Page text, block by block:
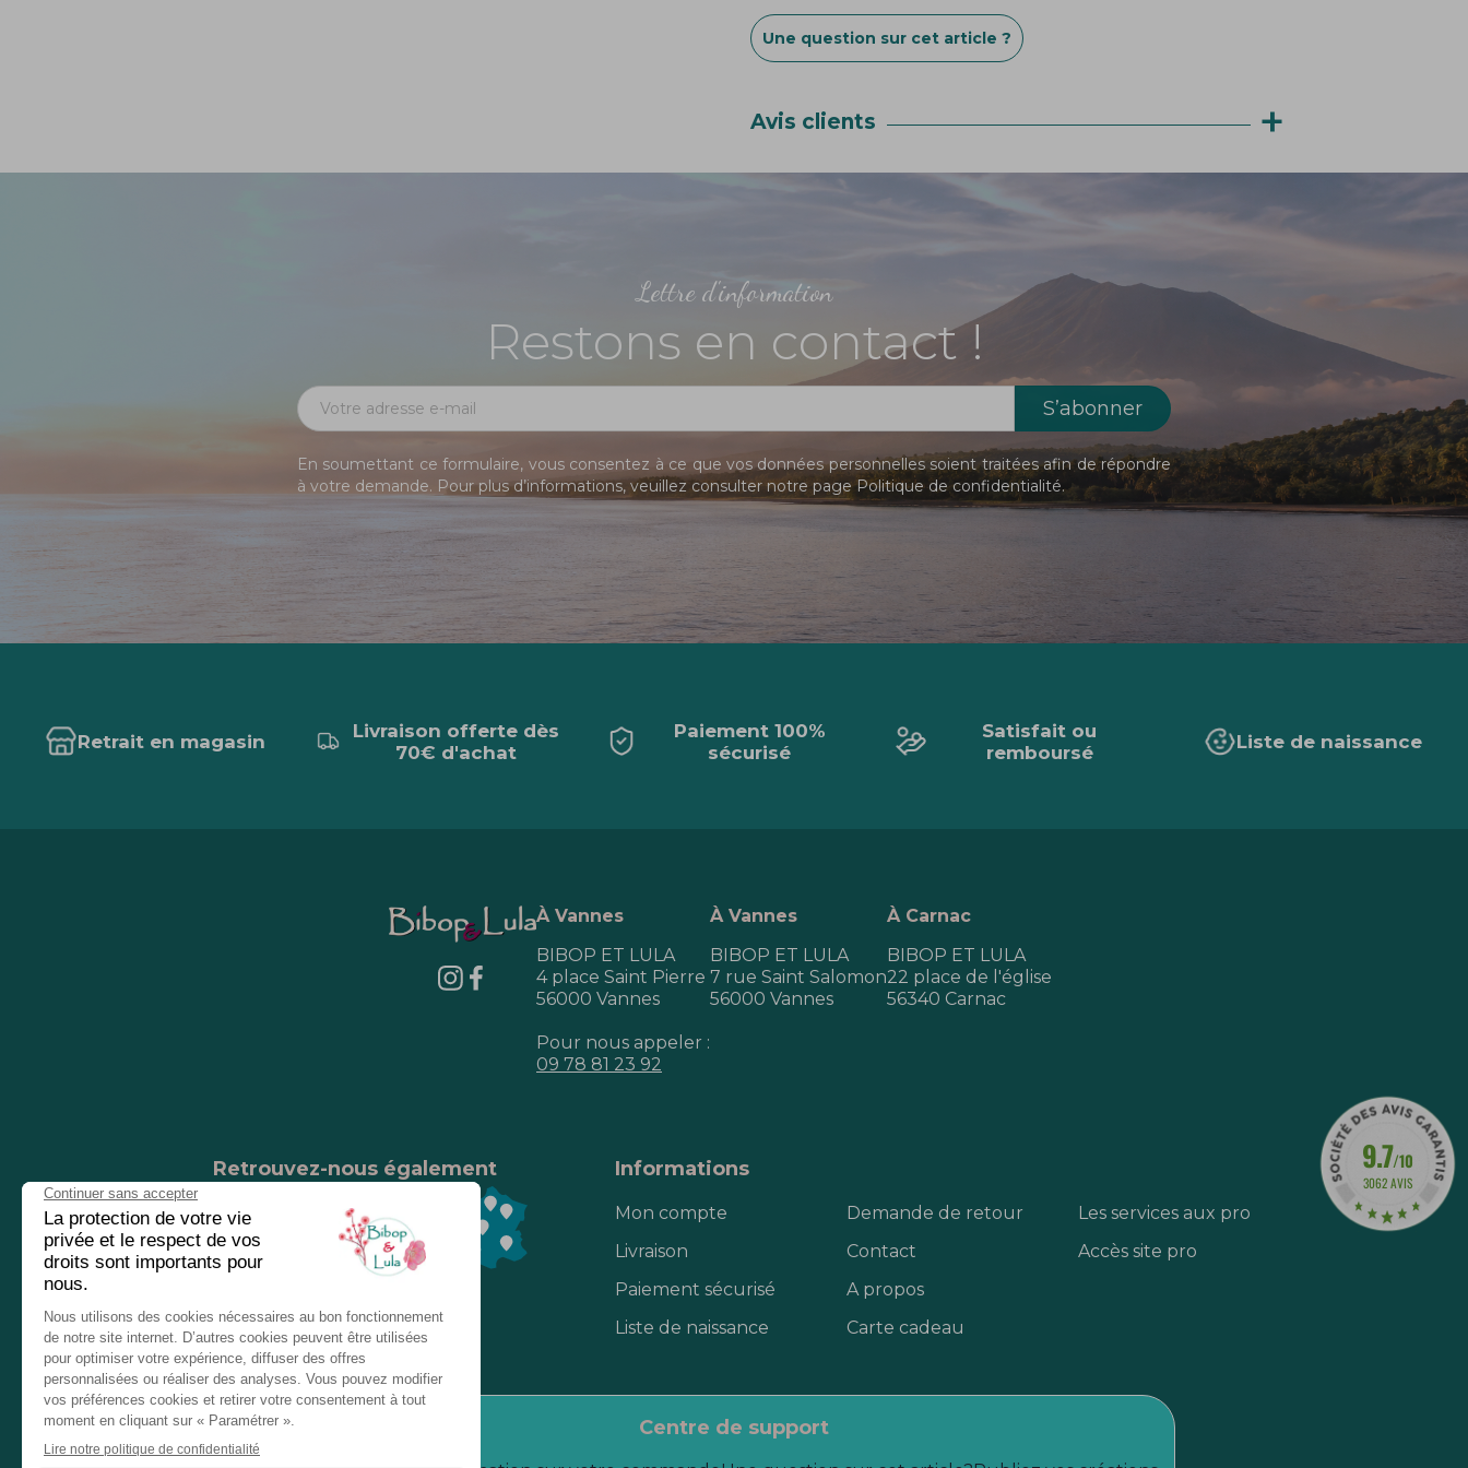
Une question sur cet article ?
Avis clients +
Lettre d'information
Restons en contact !
En soumettant ce formulaire, vous consentez à ce que vos données personnelles soient traitées afin de répondre
à votre demande. Pour plus d’informations, veuillez consulter notre pagePolitique de confidentialité.
Retrait en magasin
Livraison offerte dès
70€ d'achat
Paiement 100%
sécurisé
Satisfait ou
remboursé
Liste de naissance
À Vannes
BIBOP ET LULA
4 place Saint Pierre
56000 Vannes
Pour nous appeler :
09 78 81 23 92
À Vannes
BIBOP ET LULA
7 rue Saint Salomon
56000 Vannes
À Carnac
BIBOP ET LULA
22 place de l'église
56340 Carnac
Retrouvez-nous également
Nos magasins
Chez nos revendeurs
Informations
Mon compte
Livraison
Paiement sécurisé
Liste de naissance
Demande de retour
Contact
A propos
Carte cadeau
Les services aux pro
Accès site pro
centre de support
9.7/10
3062 AVIS